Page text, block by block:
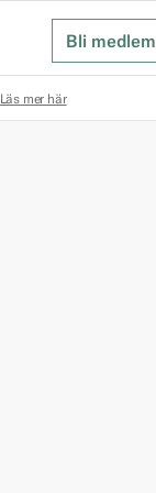
Bli medlem
Läs mer här